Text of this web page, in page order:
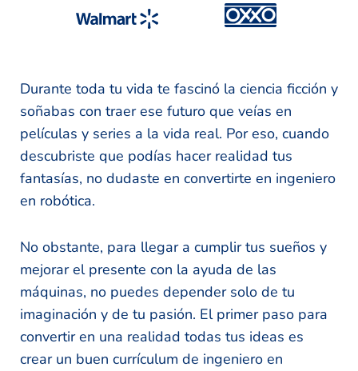
Durante toda tu vida te fascinó la ciencia ficción y
soñabas con traer ese futuro que veías en
películas y series a la vida real. Por eso, cuando
descubriste que podías hacer realidad tus
fantasías, no dudaste en convertirte en ingeniero
en robótica.
No obstante, para llegar a cumplir tus sueños y
mejorar el presente con la ayuda de las
máquinas, no puedes depender solo de tu
imaginación y de tu pasión. El primer paso para
convertir en una realidad todas tus ideas es
crear un buen currículum de ingeniero en